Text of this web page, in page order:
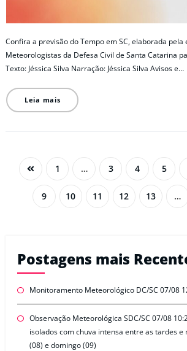
Confira a previsão do Tempo em SC, elaborada pela
Meteorologistas da Defesa Civil de Santa Catarina
Texto: Jéssica Silva Narração: Jéssica Silva Avisos e…
Leia mais
1 … 3 4 5
9 10 11 12 13 …
Postagens mais
Monitoramento Meteorológico DC/SC 07/08
Observação Meteorológica SDC/SC 07/08
isolados com chuva intensa entre as tardes e
(08) e domingo (09)